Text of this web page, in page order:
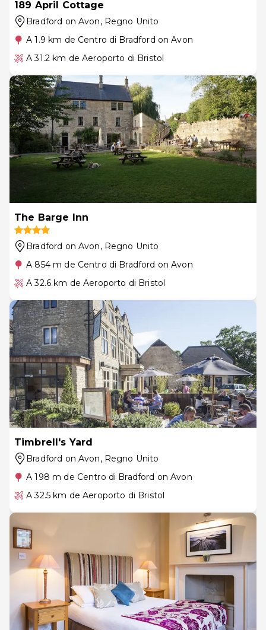
189 April Cottage
Bradford on Avon, Regno Unito
A 1.9 km de Centro di Bradford on Avon
A 31.2 km de Aeroporto di Bristol
The Barge Inn
Bradford on Avon, Regno Unito
A 854 m de Centro di Bradford on Avon
A 32.6 km de Aeroporto di Bristol
Timbrell's Yard
Bradford on Avon, Regno Unito
A 198 m de Centro di Bradford on Avon
A 32.5 km de Aeroporto di Bristol